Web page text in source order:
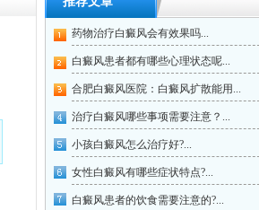
药物治疗白癜风会有效果吗...
白癜风患者都有哪些心理状态呢...
合肥白癜风医院：白癜风扩散能用...
治疗白癜风哪些事项需要注意？...
小孩白癜风怎么治疗好?...
女性白癜风有哪些症状特点?...
白癜风患者的饮食需要注意的?...